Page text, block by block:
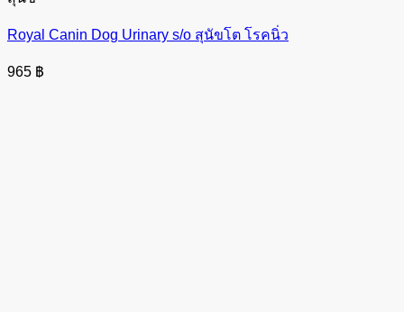
Royal Canin Dog Urinary s/o สุนัขโต โรคนิ่ว
965 ฿